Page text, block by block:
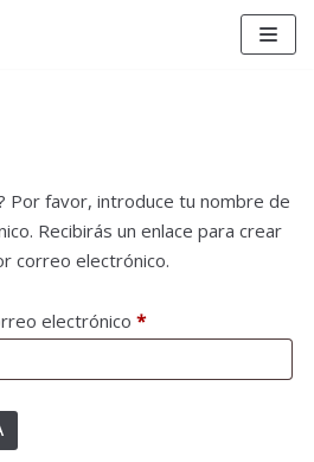
Por favor, introduce tu nombre de
Recibirás un enlace para crear
correo electrónico.
electrónico *